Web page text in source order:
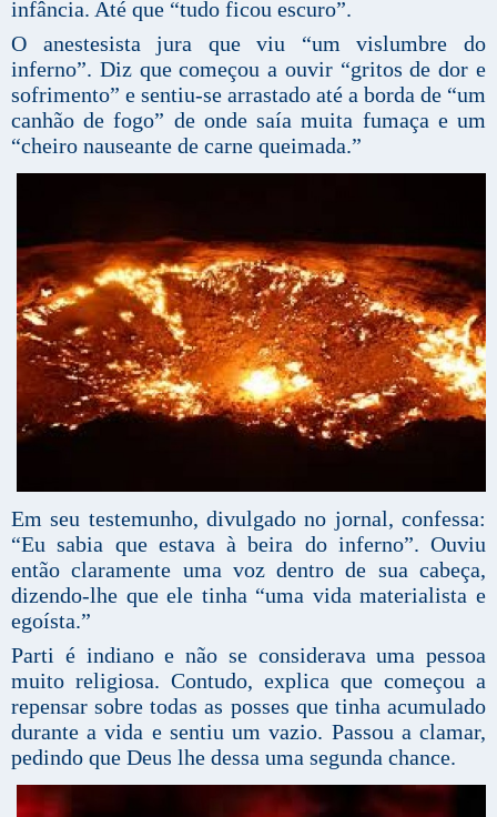
infância. Até que “tudo ficou escuro”.
O anestesista jura que viu “um vislumbre do
inferno”. Diz que começou a ouvir “gritos de dor e
sofrimento” e sentiu-se arrastado até a borda de “um
canhão de fogo” de onde saía muita fumaça e um
“cheiro nauseante de carne queimada.”
Em seu testemunho, divulgado no jornal, confessa:
“Eu sabia que estava à beira do inferno”. Ouviu
então claramente uma voz dentro de sua cabeça,
dizendo-lhe que ele tinha “uma vida materialista e
egoísta.”
Parti é indiano e não se considerava uma pessoa
muito religiosa. Contudo, explica que começou a
repensar sobre todas as posses que tinha acumulado
durante a vida e sentiu um vazio. Passou a clamar,
pedindo que Deus lhe dessa uma segunda chance.